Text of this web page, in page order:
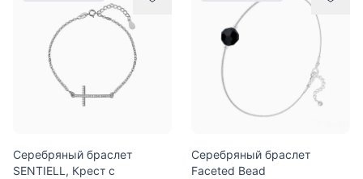
Серебряный браслет
SENTIELL, Крест с
Серебряный браслет
Faceted Bead